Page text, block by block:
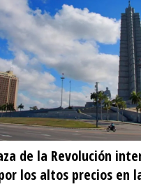
de la Revolución
los altos precios en